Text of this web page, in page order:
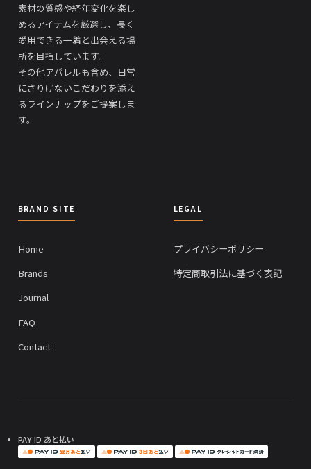
素材の質感や経年変化を楽し
めるアイテムを厳選し、長く
愛用できる一着と出会える場
所を目指しています。
その他アパレルも含め、日常
にさりげないこだわりを添え
るラインナップをご提案しま
す。
BRAND SITE
Home
Brands
Journal
FAQ
Contact
LEGAL
プライバシーポリシー
特定商取引法に基づく表記
PAY ID あと払い